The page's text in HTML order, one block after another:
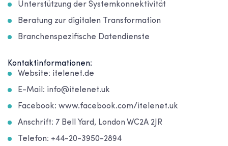
Unterstützung der Systemkonnektivität
Beratung zur digitalen Transformation
Branchenspezifische Datendienste
Kontaktinformationen:
Website: itelenet.de
E-Mail: info@itelenet.uk
Facebook: www.facebook.com/itelenet.uk
Anschrift: 7 Bell Yard, London WC2A 2JR
Telefon: +44-20-3950-2894